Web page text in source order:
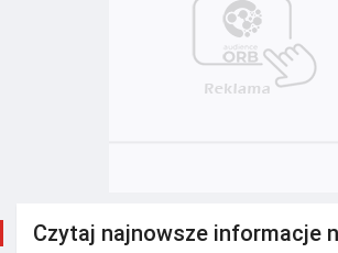
Czytaj najnowsze informacje